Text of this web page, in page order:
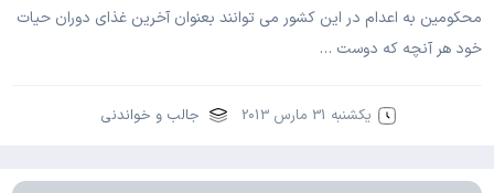
محکومين به اعدام در اين کشور مي توانند بعنوان آخرين غذاي دوران حيات
خود هر آنچه که دوست …
یکشنبه 31 مارس 2013 جالب و خواندنی